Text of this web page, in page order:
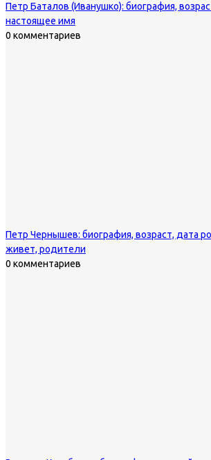
Петр Баталов (Иванушко): биография,
настоящее имя
0 комментариев
Петр Чернышев: биография, возраст, дата
живет, родители
0 комментариев